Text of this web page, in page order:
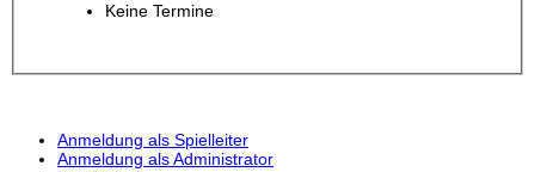
Keine Termine
Anmeldung als Spielleiter
Anmeldung als Administrator